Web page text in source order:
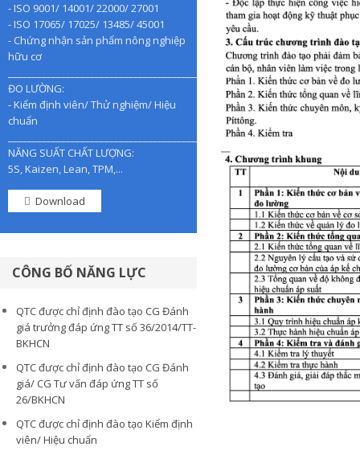
- ISO 9001/ 14001/ 22000/ 27001
- ISO 17065/ 17025/ 13485/ 45001
- Chứng nhận sản phẩm nông nghiệp
hữu cơ
________________________________________________
ĐO LƯỜNG:
- Kiểm định viên/ Thử nghiệm/ Hiệu
chuẩn
________________________________________________
NĂNG SUẤT CHẤT LƯỢNG:
5S, Kaizen, Lean, TPM,...
Download
CÔNG BỐ NĂNG LỰC
QTC được chỉ định đào tạo CG Đánh
giá trưởng đáp ứng TT số 36/2014/TT-
BKHCN
QTC được chỉ định đào tạo CG Đánh
giá/ CG Tư vấn đáp ứng TT số
26/BKHCN
QTC được chỉ định đào tạo Kiểm định
viên/ Hiệu chuẩn